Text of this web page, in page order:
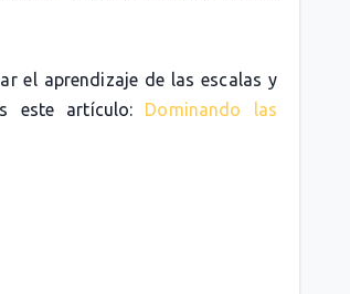
el aprendizaje de las escalas y
este artículo: Dominando las